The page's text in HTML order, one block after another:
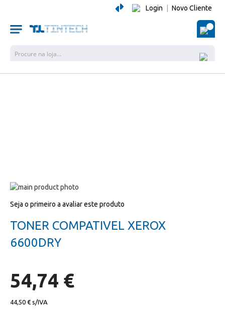
Login Novo Cliente
O
Salte
o
galeria
de
para
início
da
galeria
Seja o primeiro a avaliar este produto
TONER COMPATIVEL XEROX
6600DRY
54,74 €
44,50 €